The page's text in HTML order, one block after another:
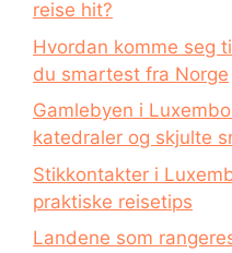
reise hit?
Hvordan komme seg
du smartest fra Norge
Gamlebyen i
katedraler og skjulte
Stikkontakter i
praktiske reisetips
Landene som